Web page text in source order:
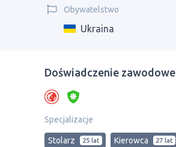
Obywatelstwo
Ukraina
Doświadczenie zawodowe
Specjalizacje
Stolarz 25 lat Kierowca 27 lat